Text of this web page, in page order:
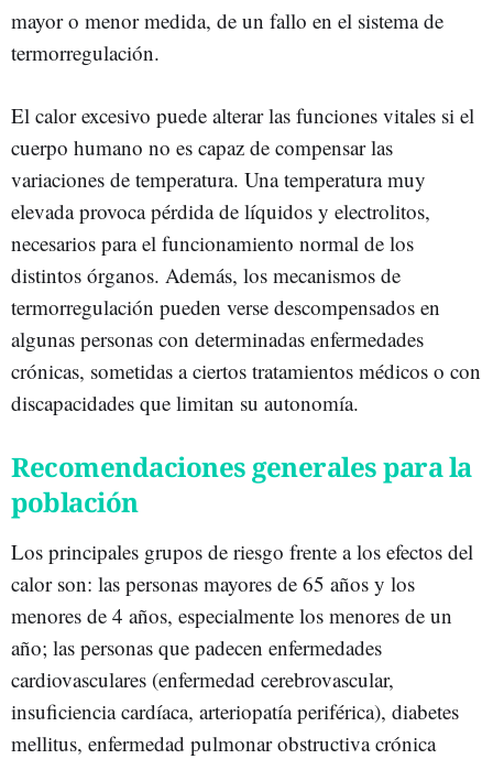
mayor o menor medida, de un fallo en el sistema de
termorregulación.
El calor excesivo puede alterar las funciones vitales si el
cuerpo humano no es capaz de compensar las
variaciones de temperatura. Una temperatura muy
elevada provoca pérdida de líquidos y electrolitos,
necesarios para el funcionamiento normal de los
distintos órganos. Además, los mecanismos de
termorregulación pueden verse descompensados en
algunas personas con determinadas enfermedades
crónicas, sometidas a ciertos tratamientos médicos o con
discapacidades que limitan su autonomía.
Recomendaciones generales para la
población
Los principales grupos de riesgo frente a los efectos del
calor son: las personas mayores de 65 años y los
menores de 4 años, especialmente los menores de un
año; las personas que padecen enfermedades
cardiovasculares (enfermedad cerebrovascular,
insuficiencia cardíaca, arteriopatía periférica), diabetes
mellitus, enfermedad pulmonar obstructiva crónica